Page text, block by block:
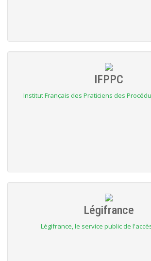
IFPPC
Institut Français des Praticiens des
Légifrance
Légifrance, le service public de